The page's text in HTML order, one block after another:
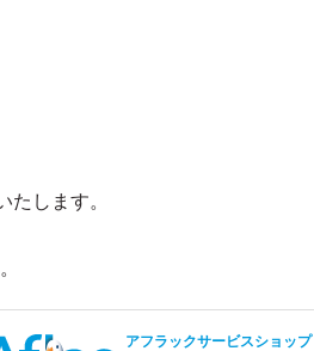
します。
アフラックサービスショップ